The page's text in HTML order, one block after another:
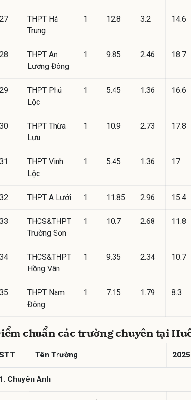
27
THPT Hà
Trung
1 12.8 3.2 14.6
28
THPT An
Lương Đông
1 9.85 2.46 18.7
29
THPT Phú
Lộc
1 5.45 1.36 16.6
30
THPT Thừa
Lưu
1 10.9 2.73 17.8
31
THPT Vinh
Lộc
1 5.45 1.36 17
32 THPT A Lưới 1 11.85 2.96 15.4
33
THCS&THPT
Trường Sơn
1 10.7 2.68 11.8
34
THCS&THPT
Hồng Vân
1 9.35 2.34 10.7
35
THPT Nam
Đông
1 7.15 1.79 8.3
chuẩn các trường chuyên tại
STT Tên Trường 2025
1. Chuyên Anh